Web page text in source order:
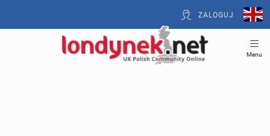
ZALOGUJ
Menu